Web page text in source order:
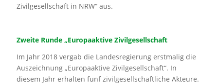
Zivilgesellschaft in NRW“ aus.
Zweite Runde „Europaaktive Zivilgesellschaft
Im Jahr 2018 vergab die Landesregierung erstmalig die
Auszeichnung „Europaaktive Zivilgesellschaft“. In
diesem Jahr erhalten fünf zivilgesellschaftliche Akteure.